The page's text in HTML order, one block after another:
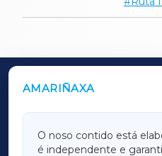
AMARIÑAXA
O noso contido está
é independente e
OUTROS